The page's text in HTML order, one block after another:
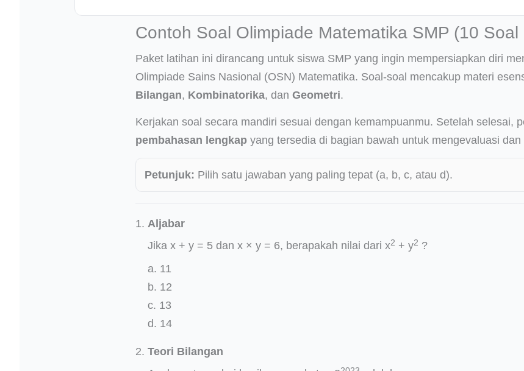
Contoh Soal Olimpiade Matematika SMP (10
Paket latihan ini dirancang untuk siswa SMP yang ingin mempersiapkan diri
Olimpiade Sains Nasional (OSN) Matematika. Soal-soal mencakup materi
Bilangan, Kombinatorika, dan Geometri.
Kerjakan soal secara mandiri sesuai dengan kemampuanmu. Setelah selesai,
pembahasan lengkap yang tersedia di bagian bawah untuk mengevaluasi
Petunjuk: Pilih satu jawaban yang paling tepat (a, b, c, atau d).
Aljabar
Jika x + y = 5 dan x × y = 6, berapakah nilai dari x2 + y2 ?
a. 11
b. 12
c. 13
d. 14
Teori Bilangan